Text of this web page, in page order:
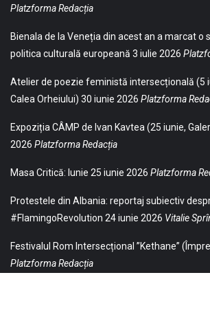
Platzforma Redacția
Bienala de la Veneția din acest an a marcat o
politica culturală europeană 3 iulie 2026
Atelier de poezie feministă intersecțională (5
Calea Orheiului) 30 iunie 2026 Platzforma
Expoziția CÂMP de Ivan Kavtea (25 iunie,
2026 Platzforma Redacția
Masa Critică: Iunie 25 iunie 2026 Platzforma
Protestele din Albania: reportaj subiectiv
#FlamingoRevolution 24 iunie 2026 Vitalie
Festivalul Rom Intersecțional ”Kethane”
Platzforma Redacția